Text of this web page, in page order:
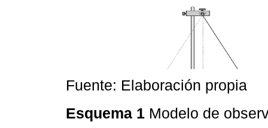
Fuente: Elaboración propia
Esquema 1 Modelo de